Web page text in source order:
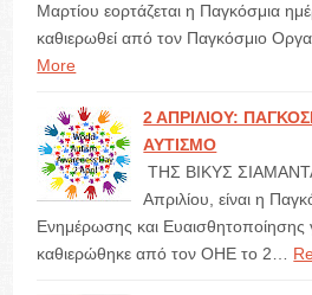
Μαρτίου εορτάζεται η Παγκόσμια
καθιερωθεί από τον Παγκόσμιο
More
2 ΑΠΡΙΛΙΟΥ:
ΑΥΤΙΣΜΟ
ΤΗΣ ΒΙΚΥΣ
Απριλίου, είναι η
Ενημέρωσης και Ευαισθητοποίησης
καθιερώθηκε από τον ΟΗΕ το 2…